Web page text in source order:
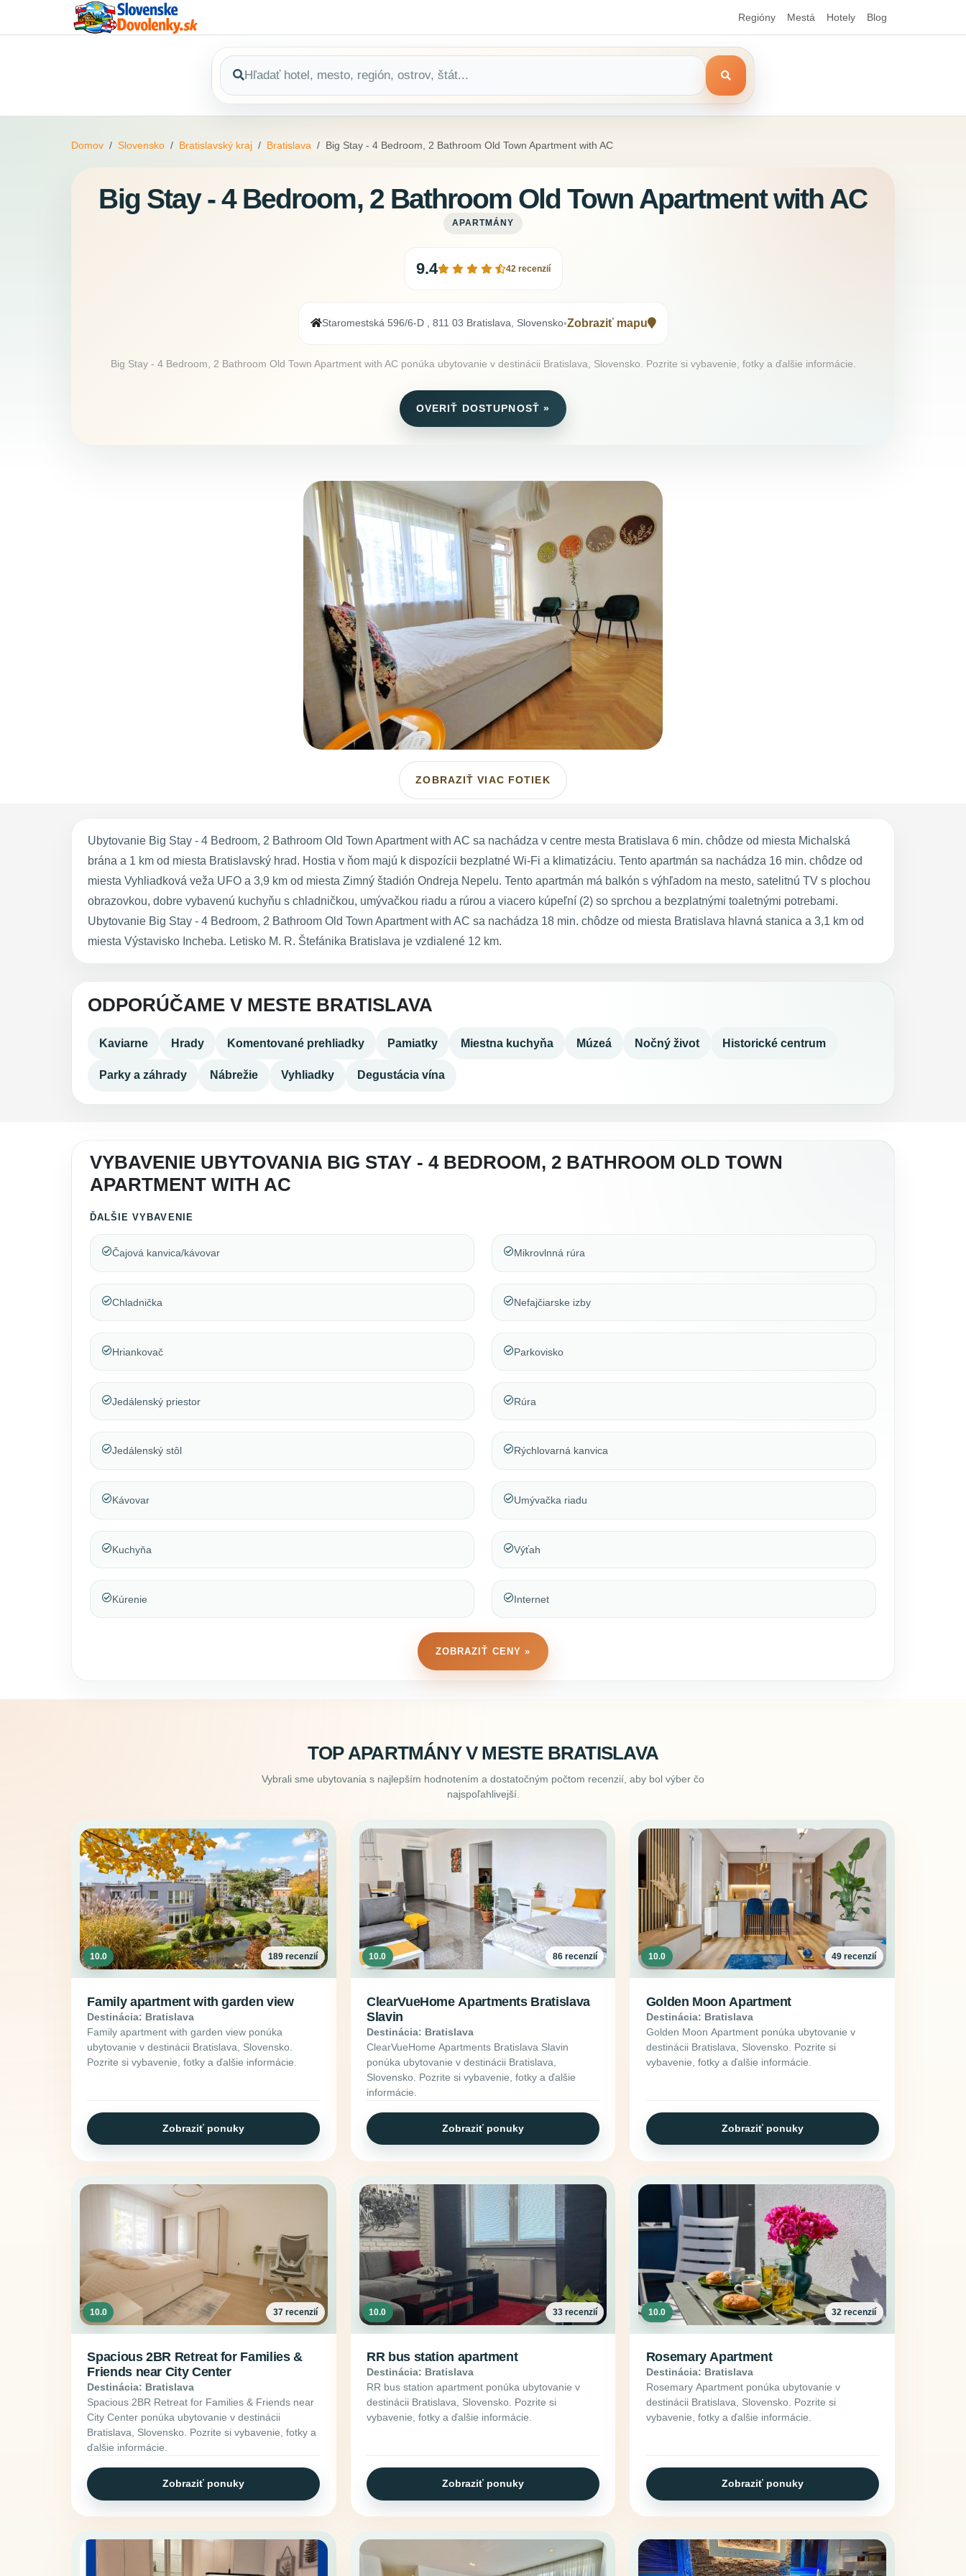
Regióny Mestá Hotely Blog
Domov Slovensko Bratislavský kraj Bratislava Big Stay - 4 Bedroom, 2 Bathroom Old Town Apartment with AC
Big Stay - 4 Bedroom, 2 Bathroom Old Town Apartment with AC
APARTMÁNY
9.4 42 recenzií
Staromestská 596/6-D , 811 03 Bratislava, Slovensko•Zobraziť mapu
Big Stay - 4 Bedroom, 2 Bathroom Old Town Apartment with AC ponúka ubytovanie v destinácii Bratislava, Slovensko. Pozrite si vybavenie, fotky a ďalšie informácie.
OVERIŤ DOSTUPNOSŤ »
ZOBRAZIŤ VIAC FOTIEK
Ubytovanie Big Stay - 4 Bedroom, 2 Bathroom Old Town Apartment with AC sa nachádza v centre mesta Bratislava 6 min. chôdze od miesta Michalská
brána a 1 km od miesta Bratislavský hrad. Hostia v ňom majú k dispozícii bezplatné Wi-Fi a klimatizáciu. Tento apartmán sa nachádza 16 min. chôdze od
miesta Vyhliadková veža UFO a 3,9 km od miesta Zimný štadión Ondreja Nepelu. Tento apartmán má balkón s výhľadom na mesto, satelitnú TV s plochou
obrazovkou, dobre vybavenú kuchyňu s chladničkou, umývačkou riadu a rúrou a viacero kúpeľní (2) so sprchou a bezplatnými toaletnými potrebami.
Ubytovanie Big Stay - 4 Bedroom, 2 Bathroom Old Town Apartment with AC sa nachádza 18 min. chôdze od miesta Bratislava hlavná stanica a 3,1 km od
miesta Výstavisko Incheba. Letisko M. R. Štefánika Bratislava je vzdialené 12 km.
ODPORÚČAME V MESTE BRATISLAVA
Kaviarne Hrady Komentované prehliadky Pamiatky Miestna kuchyňa Múzeá Nočný život Historické centrum
Parky a záhrady Nábrežie Vyhliadky Degustácia vína
VYBAVENIE UBYTOVANIA BIG STAY - 4 BEDROOM, 2 BATHROOM OLD TOWN
APARTMENT WITH AC
ĎALŠIE VYBAVENIE
Čajová kanvica/kávovar
Chladnička
Hriankovač
Jedálenský priestor
Jedálenský stôl
Kávovar
Kuchyňa
Kúrenie
Mikrovlnná rúra
Nefajčiarske izby
Parkovisko
Rúra
Rýchlovarná kanvica
Umývačka riadu
Výťah
Internet
ZOBRAZIŤ CENY »
TOP APARTMÁNY V MESTE BRATISLAVA
Vybrali sme ubytovania s najlepším hodnotením a dostatočným počtom recenzií, aby bol výber čo
najspoľahlivejší.
10.0 189 recenzií
Family apartment with garden view
Destinácia: Bratislava
Family apartment with garden view ponúka
ubytovanie v destinácii Bratislava, Slovensko.
Pozrite si vybavenie, fotky a ďalšie informácie.
Zobraziť ponuky
10.0 86 recenzií
ClearVueHome Apartments Bratislava
Slavin
Destinácia: Bratislava
ClearVueHome Apartments Bratislava Slavin
ponúka ubytovanie v destinácii Bratislava,
Slovensko. Pozrite si vybavenie, fotky a ďalšie
informácie.
Zobraziť ponuky
10.0 49 recenzií
Golden Moon Apartment
Destinácia: Bratislava
Golden Moon Apartment ponúka ubytovanie v
destinácii Bratislava, Slovensko. Pozrite si
vybavenie, fotky a ďalšie informácie.
Zobraziť ponuky
10.0 37 recenzií
Spacious 2BR Retreat for Families &
Friends near City Center
Destinácia: Bratislava
Spacious 2BR Retreat for Families & Friends near
City Center ponúka ubytovanie v destinácii
Bratislava, Slovensko. Pozrite si vybavenie, fotky a
ďalšie informácie.
Zobraziť ponuky
10.0 33 recenzií
RR bus station apartment
Destinácia: Bratislava
RR bus station apartment ponúka ubytovanie v
destinácii Bratislava, Slovensko. Pozrite si
vybavenie, fotky a ďalšie informácie.
Zobraziť ponuky
10.0 32 recenzií
Rosemary Apartment
Destinácia: Bratislava
Rosemary Apartment ponúka ubytovanie v
destinácii Bratislava, Slovensko. Pozrite si
vybavenie, fotky a ďalšie informácie.
Zobraziť ponuky